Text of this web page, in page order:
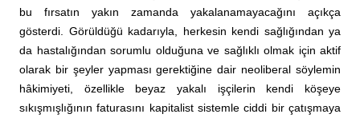
bu fırsatın yakın zamanda yakalanamayacağını açıkça
gösterdi. Görüldüğü kadarıyla, herkesin kendi sağlığından ya
da hastalığından sorumlu olduğuna ve sağlıklı olmak için aktif
olarak bir şeyler yapması gerektiğine dair neoliberal söylemin
hâkimiyeti, özellikle beyaz yakalı işçilerin kendi köşeye
sıkışmışlığının faturasını kapitalist sistemle ciddi bir çatışmaya